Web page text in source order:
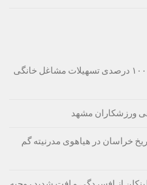
فرماندار تربت‌حیدریه از رشد ۱۰۰ درصدی تسهیلات مشاغل خانگی
ورزشکاران مشهد
خراسان در هیاهوی مدرنیته گم